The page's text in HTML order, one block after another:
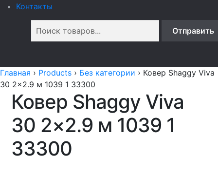
Контакты
Главная › Products › Без категории › Ковер Shaggy Viva
30 2x2.9 м 1039 1 33300
Ковер Shaggy Viva
30 2×2.9 м 1039 1
33300